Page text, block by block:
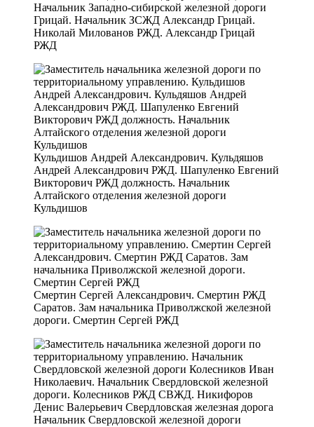
Начальник Западно-сибирской железной дороги
Грицай. Начальник ЗСЖД Александр Грицай.
Николай Милованов РЖД. Александр Грицай
РЖД
Кульдишов Андрей Александрович. Кульдяшов
Андрей Александрович РЖД. Шапуленко Евгений
Викторович РЖД должность. Начальник
Алтайского отделения железной дороги
Кульдишов
Смертин Сергей Александрович. Смертин РЖД
Саратов. Зам начальника Приволжской железной
дороги. Смертин Сергей РЖД
Начальник Свердловской железной дороги